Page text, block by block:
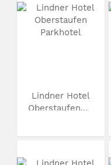
Lindner Hotel
Oberstaufen...